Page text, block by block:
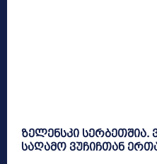
ზელენსკი სერბეთშია.
საღამო ვუჩიჩთან